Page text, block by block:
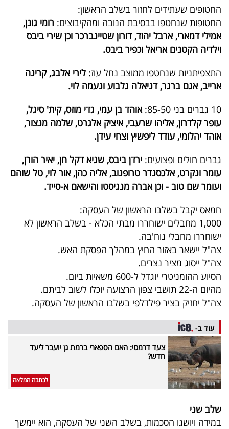
עקבו
אחרינו:
החטופים שעתידים לחזור בשלב הראשון:
החטופות שנחטפו בבסיבת הנובה ומהקיבוצים: רומי גונן,
אמילי דמארי, ארבל יהוד, דורון שטיינברכר וכן שירי ביבס
וילדיה הקטנים אריאל וכפיר ביבס.
התצפיתניות שנחטפו ממוצב נחל עוז: לירי אלבג, קרינה
ארייב, אגם ברגר, דניאלה גלבוע ונעמה לוי.
10 גברים בני 85-50:
אוהד בן עמי, גדי מוזס, קית' סיגל,
עופר קלדרון, אליהו שרעבי, איציק אלגרט, שלמה מנצור,
אוהד יהלומי, עודד ליפשיץ וצחי עידן.
גברים חולים ופצועים: ירדן ביבס, שגיא דקל חן, יאיר הורן,
עומר ונקרט, אלכסנדר טרופנוב, אליה כהן, אור לוי, טל שוהם
ועומר שם טוב - וכן אברה מנגיסטו והישאם א-סייד.
חמאס יקבל בשלבו הראשון של העסקה:
1,000 מחבלים ישוחררו מבתי הכלא - בשלב הראשון לא
ישוחררו מחבלי נוח'בה.
צה"ל יישאר באזור החיץ במהלך הפסקת האש.
צה"ל ייסוג מציר נצרים.
הסיוע ההומניטרי יוגדל ל-600 משאיות ביום.
מהיום ה-22 תושבי צפון הרצועה יוכלו לשוב לביתם.
צה"ל יחזיק בציר פילדלפי בשלבו הראשון של העסקה.
עוד ב-
צעד דרמטי: האם הספארי ברמת גן יועבר ליעד
חדש?
לכתבה המלאה
שלב שני
במידה ויושגו הסכמות, בשלב השני של העסקה, הוא יימשך